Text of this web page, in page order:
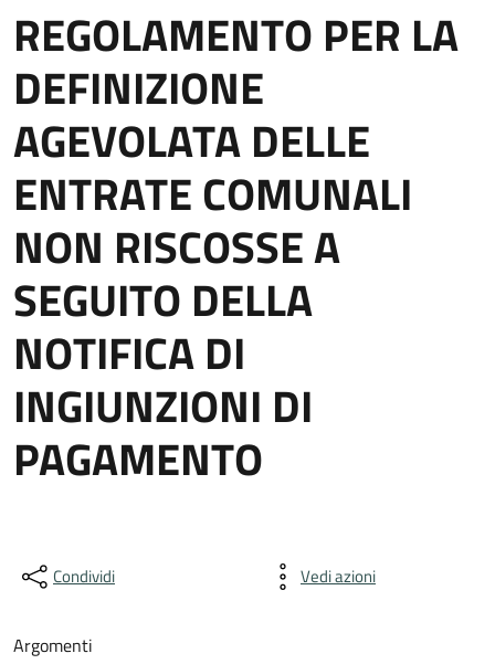
REGOLAMENTO PER LA
DEFINIZIONE
AGEVOLATA DELLE
ENTRATE COMUNALI
NON RISCOSSE A
SEGUITO DELLA
NOTIFICA DI
INGIUNZIONI DI
PAGAMENTO
Condividi Vedi azioni
Argomenti